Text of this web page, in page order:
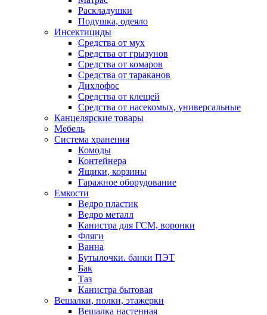
Раскладушки
Подушка, одеяло
Инсектициды
Средства от мух
Средства от грызунов
Средства от комаров
Средства от тараканов
Дихлофос
Средства от клещей
Средства от насекомых, универсальные
Канцелярские товары
Мебель
Система хранения
Комоды
Контейнера
Ящики, корзины
Гаражное оборудование
Емкости
Ведро пластик
Ведро металл
Канистра для ГСМ, воронки
Фляги
Ванна
Бутылочки. банки ПЭТ
Бак
Таз
Канистра бытовая
Вешалки, полки, этажерки
Вешалка настенная